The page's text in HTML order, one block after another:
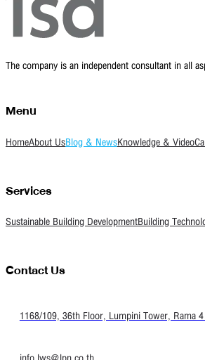
The company is an independent consultant in all
Menu
HomeAbout UsBlog & NewsKnowledge & Video
Services
Sustainable Building DevelopmentBuilding
Contact Us
1168/109, 36th Floor, Lumpini Tower, Rama